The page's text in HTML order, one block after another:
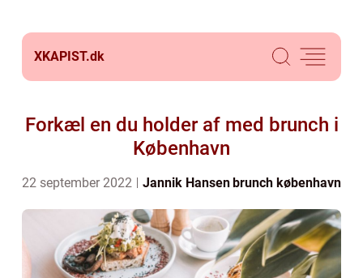
XKAPIST.dk
Forkæl en du holder af med brunch i
København
22 september 2022 Jannik Hansenbrunch københavn